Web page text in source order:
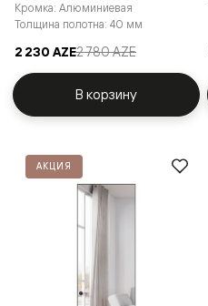
Кромка: Алюминиевая
Толщина полотна: 40 мм
2 230 AZE2 780 AZE
В корзину
АКЦИЯ